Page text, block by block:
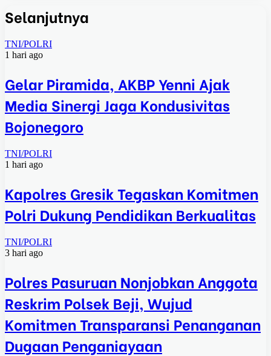
Selanjutnya
TNI/POLRI
1 hari ago
Gelar Piramida, AKBP Yenni Ajak
Media Sinergi Jaga Kondusivitas
Bojonegoro
TNI/POLRI
1 hari ago
Kapolres Gresik Tegaskan Komitmen
Polri Dukung Pendidikan Berkualitas
TNI/POLRI
3 hari ago
Polres Pasuruan Nonjobkan Anggota
Reskrim Polsek Beji, Wujud
Komitmen Transparansi Penanganan
Dugaan Penganiayaan